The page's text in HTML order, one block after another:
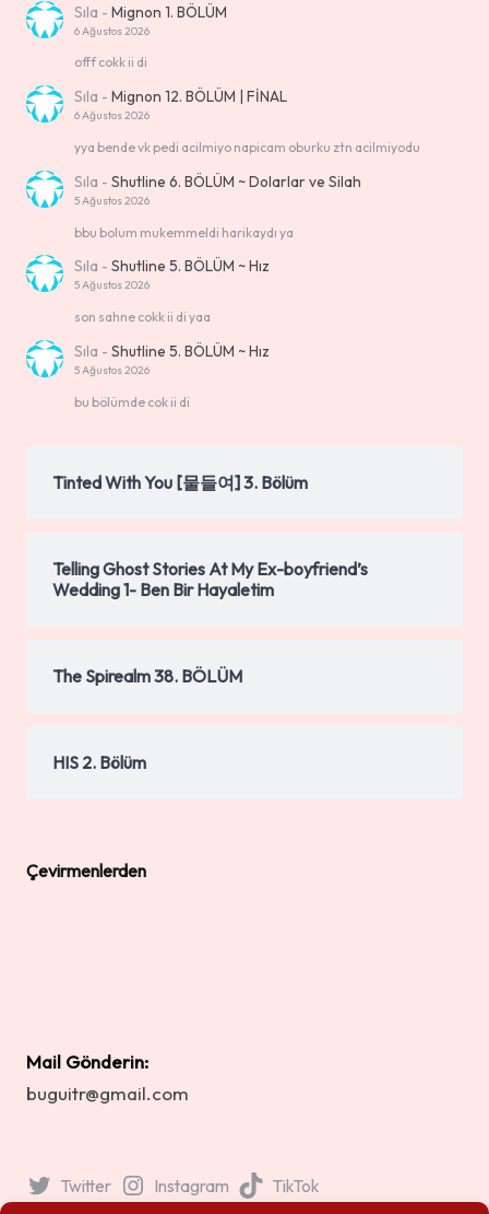
Sıla -Mignon 1. BÖLÜM
6 Ağustos 2026
offf cokk ii di
Sıla -Mignon 12. BÖLÜM | FİNAL
6 Ağustos 2026
yya bende vk pedi acilmiyo napicam oburku ztn acilmiyodu
Sıla -Shutline 6. BÖLÜM ~ Dolarlar ve Silah
5 Ağustos 2026
bbu bolum mukemmeldi harikaydı ya
Sıla -Shutline 5. BÖLÜM ~ Hız
5 Ağustos 2026
son sahne cokk ii di yaa
Sıla -Shutline 5. BÖLÜM ~ Hız
5 Ağustos 2026
bu bölümde cok ii di
Tinted With You [물들여] 3. Bölüm
Telling Ghost Stories At My Ex-boyfriend’s
Wedding 1- Ben Bir Hayaletim
The Spirealm 38. BÖLÜM
HIS 2. Bölüm
Çevirmenlerden
Mail Gönderin:
buguitr@gmail.com
Twitter Instagram TikTok